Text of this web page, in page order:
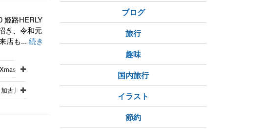
姫路HERLY
き、令和元
店も... 続き
姫路出会い
加古川市
ブログ
旅行
趣味
国内旅行
イラスト
節約